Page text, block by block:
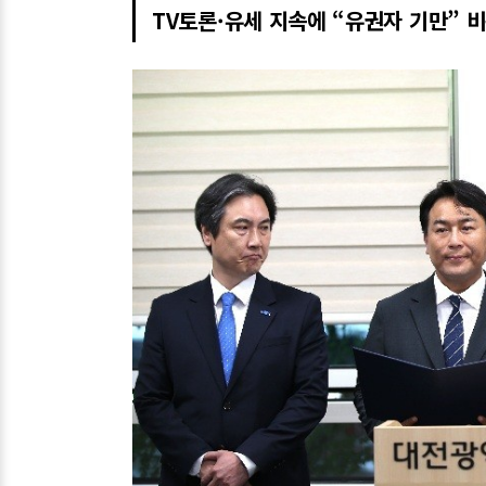
TV토론·유세 지속에 “유권자 기만”